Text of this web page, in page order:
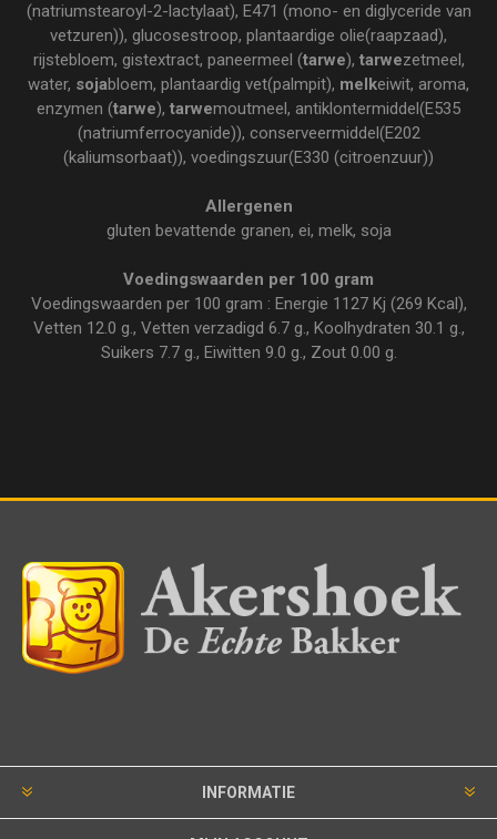
(natriumstearoyl-2-lactylaat), E471 (mono- en diglyceride van
vetzuren)), glucosestroop, plantaardige olie(raapzaad),
rijstebloem, gistextract, paneermeel (tarwe), tarwezetmeel,
water, sojabloem, plantaardig vet(palmpit), melkeiwit, aroma,
enzymen (tarwe), tarwemoutmeel, antiklontermiddel(E535
(natriumferrocyanide)), conserveermiddel(E202
(kaliumsorbaat)), voedingszuur(E330 (citroenzuur))
Allergenen
gluten bevattende granen, ei, melk, soja
Voedingswaarden per 100 gram
Voedingswaarden per 100 gram : Energie 1127 Kj (269 Kcal),
Vetten 12.0 g., Vetten verzadigd 6.7 g., Koolhydraten 30.1 g.,
Suikers 7.7 g., Eiwitten 9.0 g., Zout 0.00 g.
INFORMATIE